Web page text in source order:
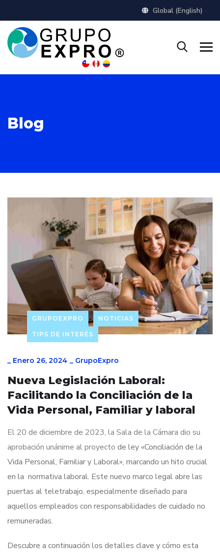
Global (English)
Blog
GRUPOEXPRO NOTICIAS
TIPS DE INTERÉS
_ Enero 26, 2024 _ GrupoExpro
Nueva Legislación Laboral:
Facilitando la Conciliación de la
Vida Personal, Familiar y laboral
El 20 de diciembre de 2023, la Sala de la Cámara dio su
aprobación unánime al proyecto de ley «Conciliación de la
Vida Personal, Familiar y Laboral», marcando un hito crucial
en la normativa laboral. Este nuevo marco legal abre las
puertas al teletrabajo, especialmente diseñado para
aquellos empleados con responsabilidades de cuidado no
remuneradas.
Descubre a continuación los detalles clave y cómo esta